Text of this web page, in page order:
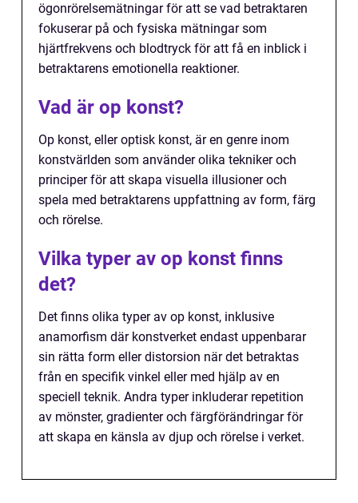
ögonrörelsemätningar för att se vad betraktaren
fokuserar på och fysiska mätningar som
hjärtfrekvens och blodtryck för att få en inblick i
betraktarens emotionella reaktioner.
Vad är op konst?
Op konst, eller optisk konst, är en genre inom
konstvärlden som använder olika tekniker och
principer för att skapa visuella illusioner och
spela med betraktarens uppfattning av form, färg
och rörelse.
Vilka typer av op konst finns
det?
Det finns olika typer av op konst, inklusive
anamorfism där konstverket endast uppenbarar
sin rätta form eller distorsion när det betraktas
från en specifik vinkel eller med hjälp av en
speciell teknik. Andra typer inkluderar repetition
av mönster, gradienter och färgförändringar för
att skapa en känsla av djup och rörelse i verket.